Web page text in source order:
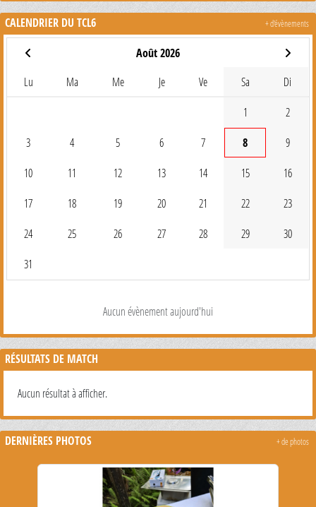
CALENDRIER DU TCL6
Août 2026
Lu Ma Me Je Ve Sa Di
1 2
3 4 5 6 7 8 9
10 11 12 13 14 15 16
17 18 19 20 21 22 23
24 25 26 27 28 29 30
31
Aucun évènement aujourd'hui
+ d'évènements
RÉSULTATS DE MATCH
Aucun résultat à afficher.
DERNIÈRES PHOTOS + de photos